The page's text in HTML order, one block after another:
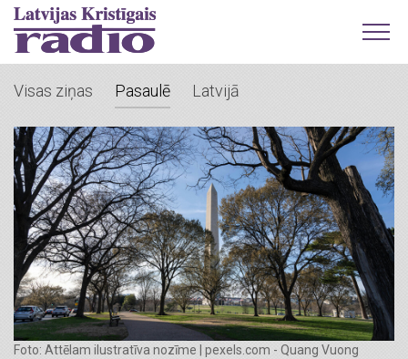
Visas ziņas Pasaulē Latvijā
Foto: Attēlam ilustratīva nozīme | pexels.com - Quang Vuong